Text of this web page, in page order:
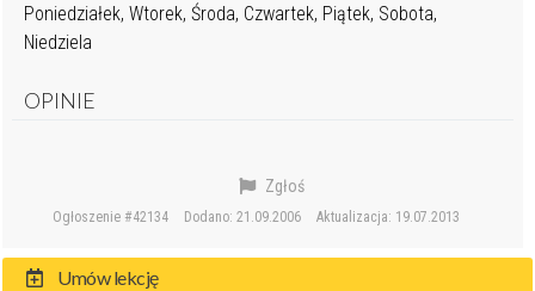
Poniedziałek, Wtorek, Środa, Czwartek, Piątek, Sobota,
Niedziela
OPINIE
Ogłoszenie #42134 Dodano: 21.09.2006 Aktualizacja: 19.07.2013
Zgłoś
Umów lekcję